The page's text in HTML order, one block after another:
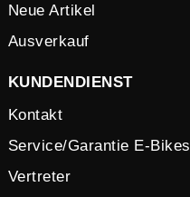
Neue Artikel
Ausverkauf
KUNDENDIENST
Kontakt
Service/Garantie E-Bikes
Vertreter